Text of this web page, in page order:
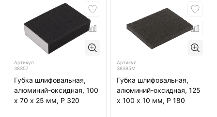
Артикул
38357
Губка шлифовальная,
алюминий-оксидная, 100
х 70 х 25 мм, Р 320
Артикул
38385М
Губка шлифовальная,
алюминий-оксидная, 125
х 100 х 10 мм, Р 180